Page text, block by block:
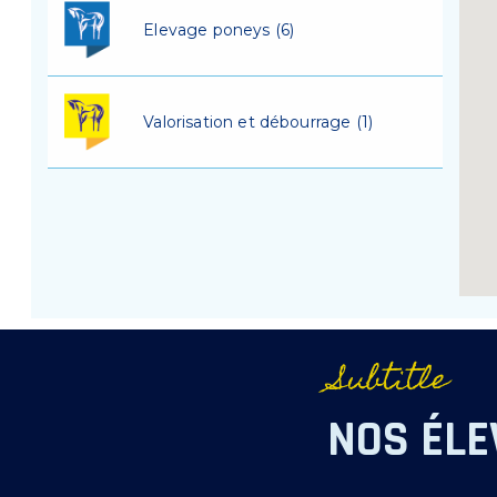
Elevage poneys (6)
Valorisation et débourrage (1)
Subtitle
NOS